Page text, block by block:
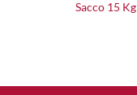
Sacco 15 Kg